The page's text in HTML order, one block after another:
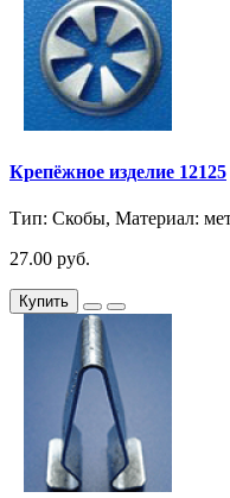
Крепёжное изделие 12125
Тип: Скобы, Материал:
27.00 руб.
Купить